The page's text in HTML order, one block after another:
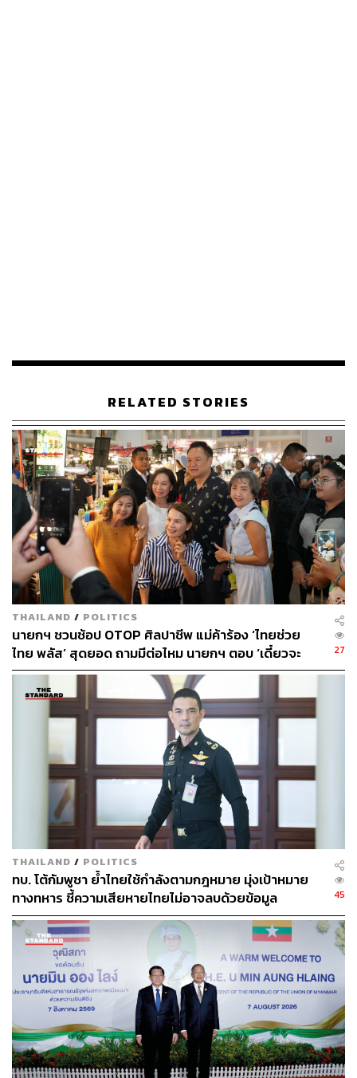
อภิปรายทั่วไปตามรัฐธรรมนูญ มาตรา 153 เพื่อหารือปัญหา
ชายแดนไทย-กัมพูชาหรือไม่ พล.อ. สวัสดิ์ กล่าวว่า จากการ
ประชุมของวิปวุฒิสภาเมื่อวานนี้ (18 มิถุนายน) เรามีมติร่วม
กันว่าถ้าสถานการณ์ยังไม่มีอะไร เราอาจจะรออีกสักเดือน
หนึ่ง แต่หากมีสถานการณ์อะไรที่เพิ่มมากขึ้น อาจจะต้องไป
ถึงตรงนั้นให้ไวที่สุด เมื่อมีการเปิดสมัยประชุมสภา
สำหรับความกังวลว่าการเมืองจะถึงทางตันและอาจนำไปสู่
การรัฐประหาร พล.อ. สวัสดิ์ กล่าวว่า เรื่องรัฐประหาร เรา
อย่าเอามาเป็นกังวล เพราะคิดว่าฝ่ายรัฐบาลน่าจะมีทางออกที่
ดี คงไม่ไปถึงขนาดนั้น และมองว่าไม่ว่าจะเป็นทหารยุคไหน
สมัยไหน ถ้าไม่จำเป็นจริงๆ หรือไม่ใช่เรื่องความเสียหายของ
ประเทศชาติจริงๆ ไม่มีใครอยากจะทำ เพราะไม่ใช่เรื่องเล่นๆ
ฉะนั้น ถ้าไม่ถึงกับความเสียหายของประเทศชาติไม่มีใคร
อยากทำ
สื่อมวลชนถามว่า กรณีคลิปเสียงนี้ เทียบกับเหตุการณ์ร่าง
พระราชบัญญัติ (พ.ร.บ.) นิรโทษกรรมสุดซอย ถือว่าร้ายแรง
กว่าหรือไม่ พล.อ. สวัสดิ์ กล่าวว่า “กรณีนี้ ผมมองว่าชัดเจน
… ในคลิปไม่มีการรักษาผลประโยชน์ประเทศชาติเลย มีแต่
ฝ่ายตรงข้ามอยากได้อะไร ซึ่งผมคิดว่าทุกคนฟังแล้วคงใช้
วิจารณญาณได้ว่ารุนแรงขนาดไหน เราเป็นคนไทย รู้สึกว่า
เรา ทำไมเราอ่อนด้อยขนาดนั้น เป็นความรู้สึกที่ไม่ดี”
RELATED STORIES
THAILAND / POLITICS
นายกฯ ชวนช้อป OTOP ศิลปาชีพ แม่ค้าร้อง ‘ไทยช่วย
ไทย พลัส’ สุดยอด ถามมีต่อไหม นายกฯ ตอบ ‘เดี๋ยวจะ
พยายาม’
27
THAILAND / POLITICS
ทบ. โต้กัมพูชา ย้ำไทยใช้กำลังตามกฎหมาย มุ่งเป้าหมาย
ทางทหาร ชี้ความเสียหายไทยไม่อาจลบด้วยข้อมูล
บิดเบือน
45